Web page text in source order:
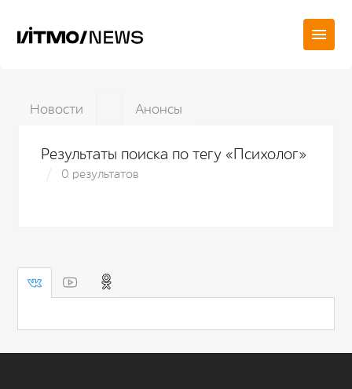
Новости Анонсы
Результаты поиска по тегу «Психолог»
0 результатов